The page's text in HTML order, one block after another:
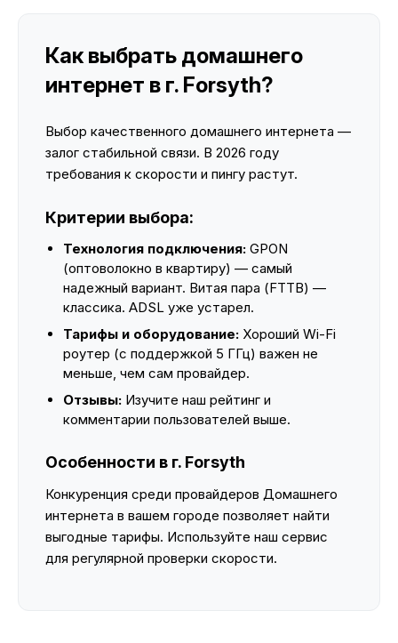
Как выбрать домашнего
интернет в г. Forsyth?
Выбор качественного домашнего интернета —
залог стабильной связи. В 2026 году
требования к скорости и пингу растут.
Критерии выбора:
Технология подключения: GPON
(оптоволокно в квартиру) — самый
надежный вариант. Витая пара (FTTB) —
классика. ADSL уже устарел.
Тарифы и оборудование: Хороший Wi-Fi
роутер (с поддержкой 5 ГГц) важен не
меньше, чем сам провайдер.
Отзывы: Изучите наш рейтинг и
комментарии пользователей выше.
Особенности в г. Forsyth
Конкуренция среди провайдеров Домашнего
интернета в вашем городе позволяет найти
выгодные тарифы. Используйте наш сервис
для регулярной проверки скорости.